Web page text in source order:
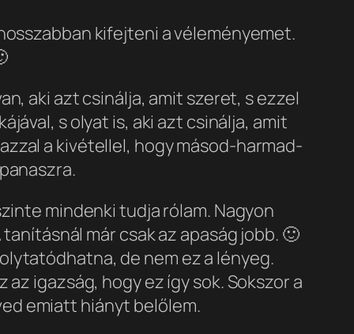
kifejteni a véleményemet.
aki azt csinálja, amit szeret, s ezzel
s olyat is, aki azt csinálja, amit
a kivétellel, hogy másod-harmad-
mindenki tudja rólam. Nagyon
már csak az apaság jobb. 🙂
de nem ez a lényeg.
igazság, hogy ez így sok. Sokszor a
emiatt hiányt belőlem.